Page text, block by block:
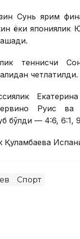
Сунь ярим
ёки
теннисчи
четлатилди.
Руис ва
бўлди — 4:6, 6:1,
Қуламбаева
Спорт